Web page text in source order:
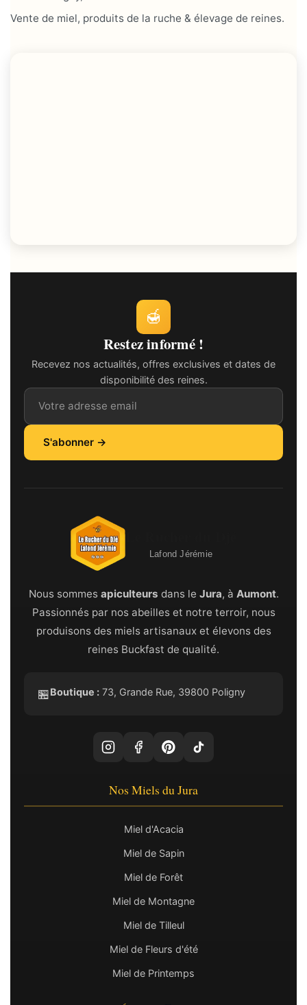
Vente de miel, produits de la ruche & élevage de reines.
🍯
Restez informé !
Recevez nos actualités, offres exclusives et dates de
disponibilité des reines.
Adresse email
S'abonner →
Le Rucher du Djé
Lafond Jérémie
Nous sommes apiculteurs dans le Jura, à Aumont.
Passionnés par nos abeilles et notre terroir, nous
produisons des miels artisanaux et élevons des
reines Buckfast de qualité.
🏪Boutique : 73, Grande Rue, 39800 Poligny
Nos Miels du Jura
Miel d'Acacia
Miel de Sapin
Miel de Forêt
Miel de Montagne
Miel de Tilleul
Miel de Fleurs d'été
Miel de Printemps